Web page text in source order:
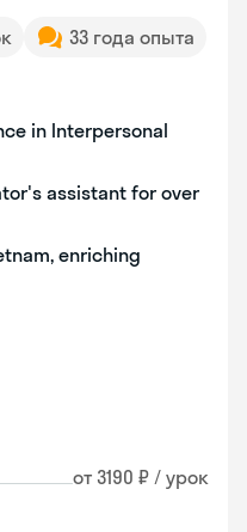
33 года опыта
in Interpersonal
assistant for over
enriching
от 3190 ₽ / урок